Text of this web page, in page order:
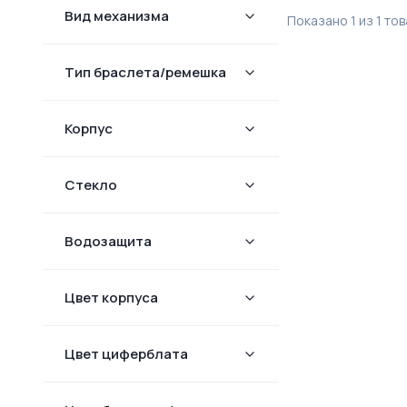
Вид механизма
Тип браслета/ремешка
Корпус
Стекло
Водозащита
Цвет корпуса
Цвет циферблата
Показано 1 из 1